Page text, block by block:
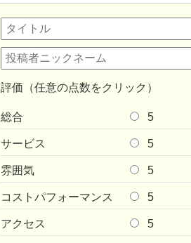
評価（任意の点数をクリック）
総合 5
サービス 5
雰囲気 5
コストパフォーマンス 5
アクセス 5